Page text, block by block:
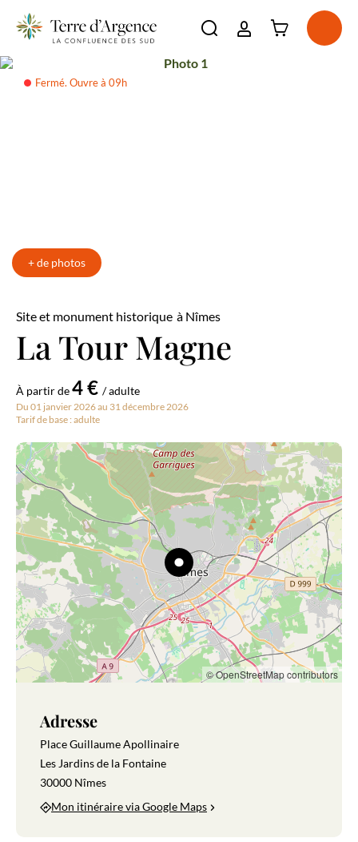
La destination
Ouvrir la barre de
Connexion à
Site et monument historique à Nîmes
La Tour Magne
Photo 1
+ de photos
Fermé. Ouvre à 09h
À partir de4 € / adulte
Du 01 janvier 2026 au 31 décembre 2026
Tarif de base : adulte
© OpenStreetMap contributors
Adresse
Place Guillaume Apollinaire
Les Jardins de la Fontaine
30000 Nîmes
Mon itinéraire via Google Maps